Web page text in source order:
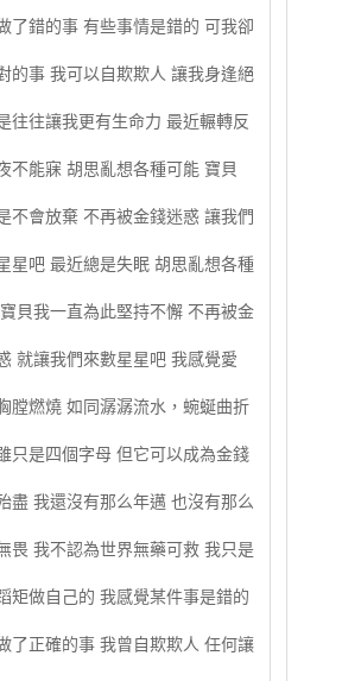
了錯的事 有些事情是錯的 可我卻
的事 我可以自欺欺人 讓我身逢絕
往往讓我更有生命力 最近輾轉反
不能寐 胡思亂想各種可能 寶貝
不會放棄 不再被金錢迷惑 讓我們
星吧 最近總是失眠 胡思亂想各種
貝我一直為此堅持不懈 不再被金
就讓我們來數星星吧 我感覺愛
膛燃燒 如同潺潺流水，蜿蜒曲折
只是四個字母 但它可以成為金錢
盡 我還沒有那么年邁 也沒有那么
畏 我不認為世界無藥可救 我只是
矩做自己的 我感覺某件事是錯的
了正確的事 我曾自欺欺人 任何讓